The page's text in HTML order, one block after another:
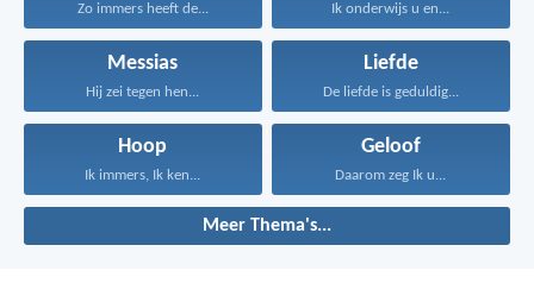
Zo immers heeft de... Ik onderwijs u en...
Messias
Hij zei tegen hen...
Liefde
De liefde is geduldig...
Hoop
Ik immers, Ik ken...
Geloof
Daarom zeg Ik u...
Meer Thema's...